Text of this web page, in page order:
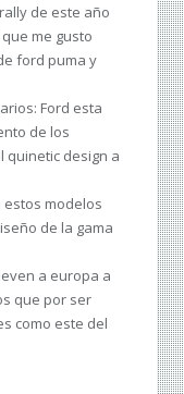
de este año
me gusto
ford puma y
Ford esta
de los
quinetic design a
modelos
de la gama
a europa a
que por ser
como este del